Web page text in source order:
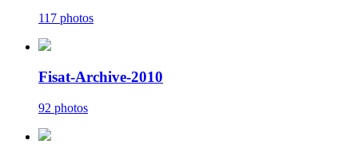
117 photos
Fisat-Archive-2010
92 photos